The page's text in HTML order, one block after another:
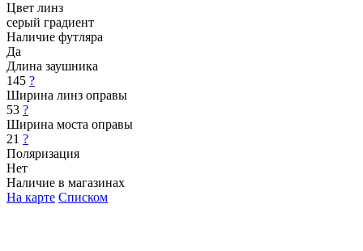
Цвет линз
серый градиент
Наличие футляра
Да
Длина заушника
145 ?
Ширина линз оправы
53 ?
Ширина моста оправы
21 ?
Поляризация
Нет
Наличие в магазинах
На карте Списком